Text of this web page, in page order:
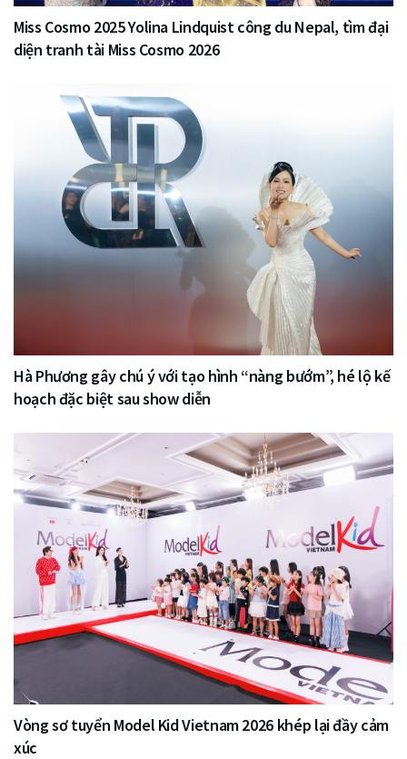
Miss Cosmo 2025 Yolina Lindquist công du Nepal, tìm đại
diện tranh tài Miss Cosmo 2026
Hà Phương gây chú ý với tạo hình “nàng bướm”, hé lộ kế
hoạch đặc biệt sau show diễn
Vòng sơ tuyển Model Kid Vietnam 2026 khép lại đầy cảm
xúc